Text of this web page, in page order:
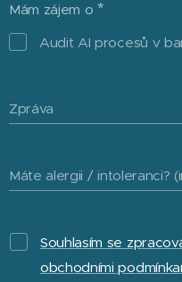
Mám zájem o
Audit AI procesů v
Zpráva
Máte alergii / intoleranci?
Souhlasím se
obchodními